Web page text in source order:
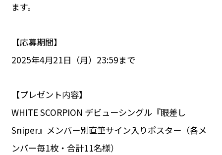
ます。
【応募期間】
2025年4月21日（月）23:59まで
【プレゼント内容】
WHITE SCORPION デビューシングル『眼差し
Sniper』メンバー別直筆サイン入りポスター（各メ
ンバー毎1枚・合計11名様）